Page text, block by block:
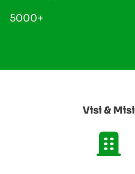
5000+
Visi & Misi